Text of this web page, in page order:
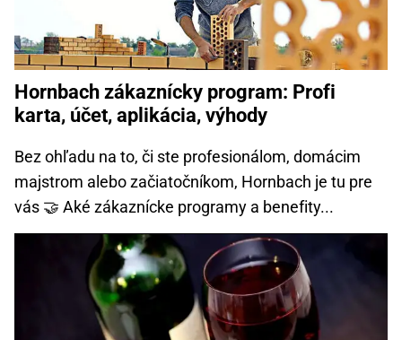
Hornbach zákaznícky program: Profi
karta, účet, aplikácia, výhody
Bez ohľadu na to, či ste profesionálom, domácim
majstrom alebo začiatočníkom, Hornbach je tu pre
vás 🤝 Aké zákaznícke programy a benefity...